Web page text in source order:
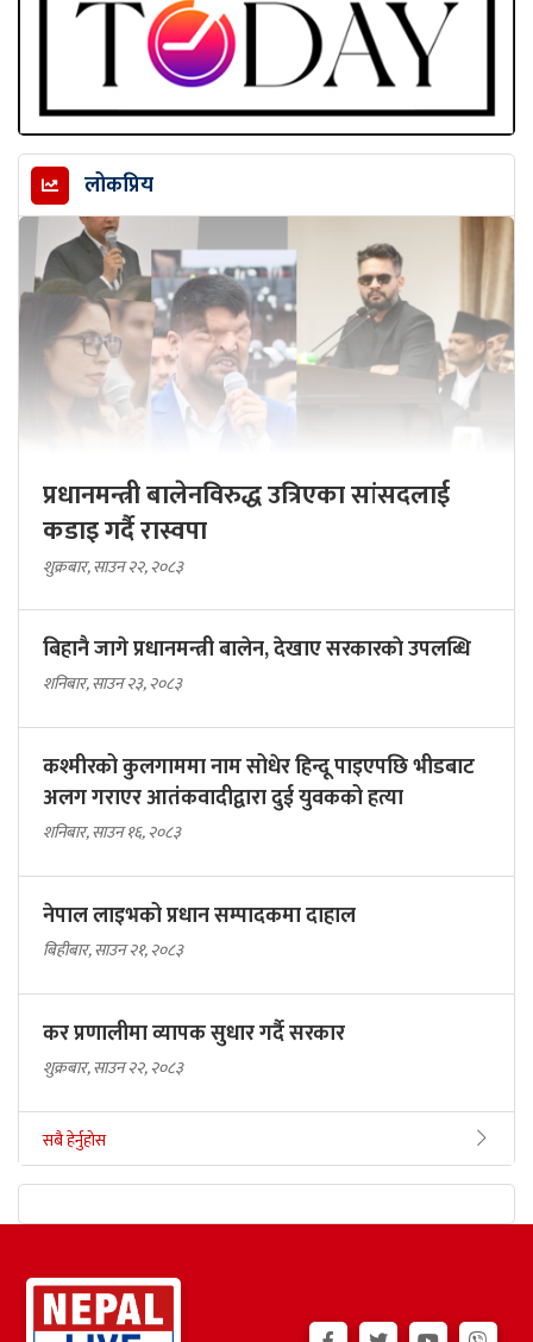
लोकप्रिय
प्रधानमन्त्री बालेनविरुद्ध उत्रिएका सांसदलाई
कडाइ गर्दै रास्वपा
शुक्रबार, साउन २२, २०८३
बिहानै जागे प्रधानमन्त्री बालेन, देखाए सरकारकाे उपलब्धि
शनिबार, साउन २३, २०८३
कश्मीरको कुलगाममा नाम सोधेर हिन्दू पाइएपछि भीडबाट
अलग गराएर आतंकवादीद्वारा दुई युवकको हत्या
शनिबार, साउन १६, २०८३
नेपाल लाइभको प्रधान सम्पादकमा दाहाल
बिहीबार, साउन २१, २०८३
कर प्रणालीमा व्यापक सुधार गर्दै सरकार
शुक्रबार, साउन २२, २०८३
सबै हेर्नुहोस